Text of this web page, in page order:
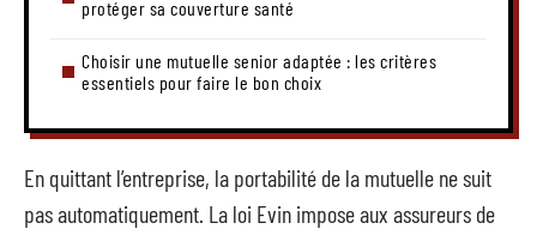
protéger sa couverture santé
Choisir une mutuelle senior adaptée : les critères
essentiels pour faire le bon choix
En quittant l’entreprise, la portabilité de la mutuelle ne suit
pas automatiquement. La loi Evin impose aux assureurs de